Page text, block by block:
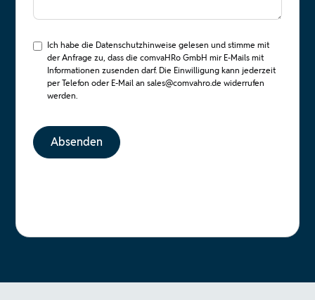
Ich habe die Datenschutzhinweise gelesen und stimme mit
der Anfrage zu, dass die comvaHRo GmbH mir E-Mails mit
Informationen zusenden darf. Die Einwilligung kann jederzeit
per Telefon oder E-Mail an sales@comvahro.de widerrufen
werden.